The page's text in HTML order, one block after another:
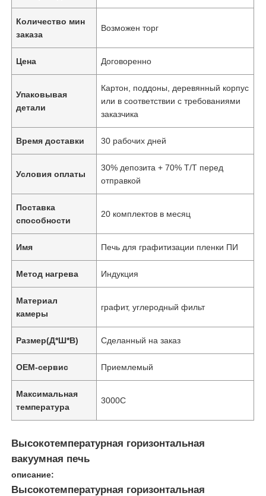
Количество мин
заказа
Возможен торг
Цена Договоренно
Упаковывая
детали
Картон, поддоны, деревянный корпус
или в соответствии с требованиями
заказчика
Время доставки 30 рабочих дней
Условия оплаты
30% депозита + 70% T/T перед
отправкой
Поставка
способности
20 комплектов в месяц
Имя Печь для графитизации пленки ПИ
Метод нагрева Индукция
Материал
камеры
графит, углеродный фильт
Размер(Д*Ш*В) Сделанный на заказ
OEM-сервис Приемлемый
Максимальная
температура
3000C
Высокотемпературная горизонтальная
вакуумная печь
описание:
Высокотемпературная горизонтальная